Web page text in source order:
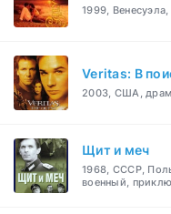
1999,
Veritas: В
2003, США,
Щит и меч
1968, СССР,
военный,